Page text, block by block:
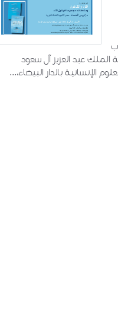
عبد العزيز آل سعود
الإنسانية بالدار البيضاء،...